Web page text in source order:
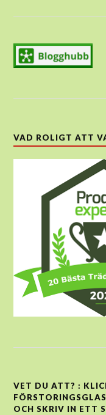
VAD ROLIGT ATT
VET DU ATT? :
OCH SKRIV IN ETT